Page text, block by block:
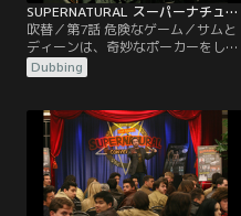
SUPERNATURAL スーパーナチュラル シーズン5 第07話／吹替
吹替／第7話 危険なゲーム／サムと
ディーンは、奇妙なポーカーをして
バーを渡り歩く魔法使いを発見す
る。彼が賭けるのは、金ではな
生活から抜け出すチャンスかもしれ
ないと思い、大胆にも“25年”を賭け
るが、負けてしまう。すごい速さで
年を取り始めるボビー。そこへ駆け
つけたディーンは、彼を助けようと
するが…。
Dubbing